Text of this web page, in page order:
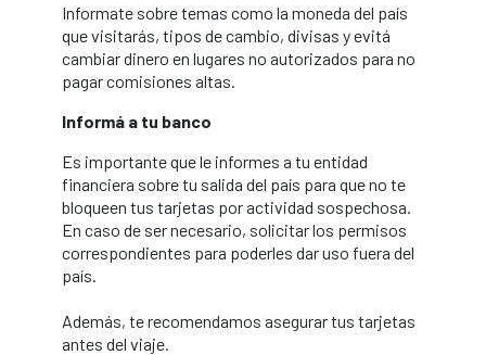
Informate sobre temas como la moneda del país
que visitarás, tipos de cambio, divisas y evitá
cambiar dinero en lugares no autorizados para no
pagar comisiones altas.
Informá a tu banco
Es importante que le informes a tu entidad
financiera sobre tu salida del país para que no te
bloqueen tus tarjetas por actividad sospechosa.
En caso de ser necesario, solicitar los permisos
correspondientes para poderles dar uso fuera del
país.
Además, te recomendamos asegurar tus tarjetas
antes del viaje.